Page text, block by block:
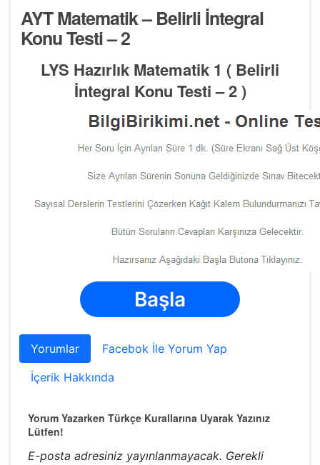
AYT Matematik – Belirli İntegral
Konu Testi – 2
LYS Hazırlık Matematik 1 ( Belirli
İntegral Konu Testi – 2 )
Başla
Yorumlar
Facebok İle Yorum Yap
İçerik Hakkında
Yorum Yazarken Türkçe Kurallarına Uyarak Yazınız
Lütfen!
E-posta adresiniz yayınlanmayacak. Gerekli